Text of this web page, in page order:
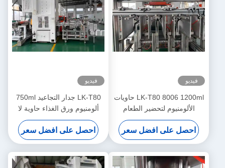
فيديو
LK-T80 8006 1200ml حاويات
الألومنيوم لتحضير الطعام
مستطيلة آلة صنع الطعام
المستخدمة مرة واحدة
احصل على افضل سعر
فيديو
LK-T80 جدار التجاعيد 750ml
ألومنيوم ورق الغذاء حاوية لا
تفتقر إلى اللون صنع آلة
احصل على افضل سعر